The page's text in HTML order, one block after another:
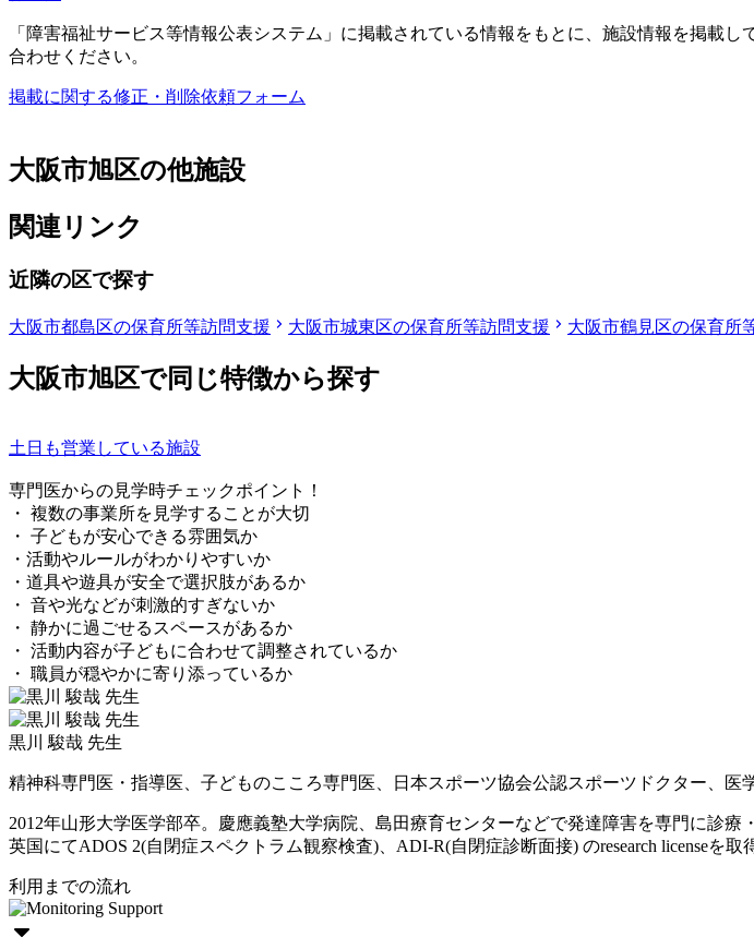
「障害福祉サービス等情報公表システム」に掲載されている情報をもとに、施設情報を掲載
合わせください。
掲載に関する修正・削除依頼フォーム
大阪市旭区の他施設
関連リンク
近隣の区で探す
大阪市都島区の保育所等訪問支援 大阪市城東区の保育所等訪問支援 大阪市鶴見区の保育所
大阪市旭区で同じ特徴から探す
土日も営業している施設
専門医からの見学時チェックポイント！
・ 複数の事業所を見学することが大切
・ 子どもが安心できる雰囲気か
・活動やルールがわかりやすいか
・道具や遊具が安全で選択肢があるか
・ 音や光などが刺激的すぎないか
・ 静かに過ごせるスペースがあるか
・ 活動内容が子どもに合わせて調整されているか
・ 職員が穏やかに寄り添っているか
黒川 駿哉 先生
精神科専門医・指導医、子どものこころ専門医、日本スポーツ協会公認スポーツドクター、医
2012年山形大学医学部卒。慶應義塾大学病院、島田療育センターなどで発達障害を専門に診
英国にてADOS 2(自閉症スペクトラム観察検査)、ADI-R(自閉症診断面接) のresearch licenseを
利用までの流れ